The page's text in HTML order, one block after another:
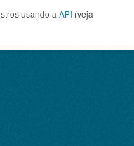
usando a API (veja